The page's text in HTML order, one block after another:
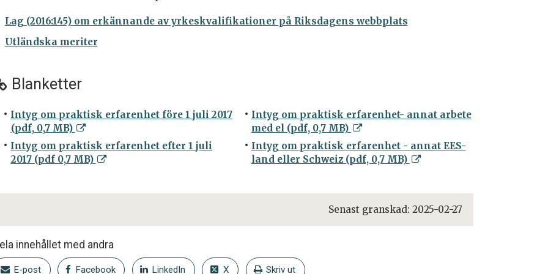
Lag (2016:145) om erkännande av yrkeskvalifikationer på Riksdagens webbplats
Utländska meriter
Blanketter
Intyg om praktisk erfarenhet före 1 juli 2017
(pdf, 0,7 MB)
Intyg om praktisk erfarenhet efter 1 juli
2017 (pdf 0,7 MB)
Intyg om praktisk erfarenhet- annat arbete
med el (pdf, 0,7 MB)
Intyg om praktisk erfarenhet - annat EES-
land eller Schweiz (pdf, 0,7 MB)
Senast granskad: 2025-02-27
innehållet med andra
E-post Facebook LinkedIn X Skriv ut